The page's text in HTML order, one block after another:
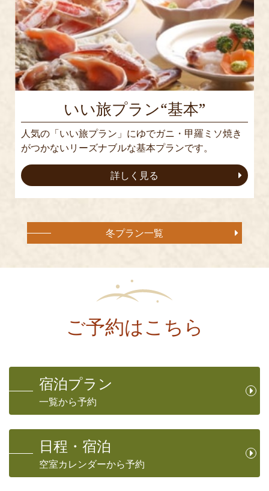
いい旅プラン“基本”
人気の「いい旅プラン」にゆでガニ・甲羅ミソ焼き
がつかないリーズナブルな基本プランです。
詳しく見る
冬プラン一覧
ご予約はこちら
宿泊プラン
一覧から予約
日程・宿泊
空室カレンダーから予約